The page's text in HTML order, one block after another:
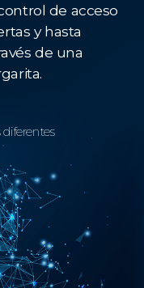
de acceso
y hasta
de una